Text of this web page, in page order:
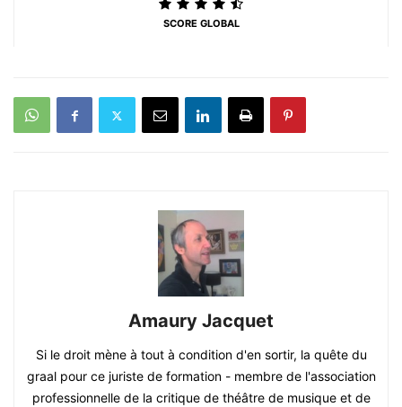
SCORE GLOBAL
Amaury Jacquet
Si le droit mène à tout à condition d'en sortir, la quête du
graal pour ce juriste de formation - membre de l'association
professionnelle de la critique de théâtre de musique et de